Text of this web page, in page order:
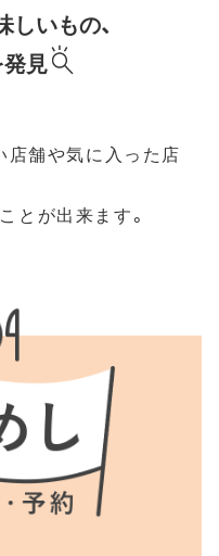
いもの、
見
店舗や気に入った店
とが出来ます。